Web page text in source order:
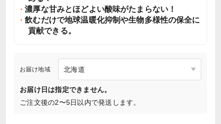
濃厚な甘みとほどよい酸味がたまらない！
飲むだけで地球温暖化抑制や生物多様性の保全に
貢献できる。
お届け地域
お届け日は指定できません。
ご注文後の2〜5日以内で発送します。